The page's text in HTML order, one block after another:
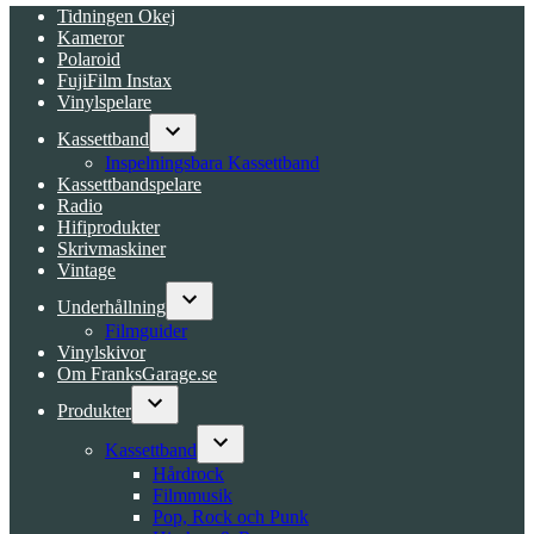
Tidningen Okej
Kameror
Polaroid
FujiFilm Instax
Vinylspelare
Kassettband
Open
dropdown
menu
Inspelningsbara Kassettband
Kassettbandspelare
Radio
Hifiprodukter
Skrivmaskiner
Vintage
Underhållning
Open
Filmguider
Vinylskivor
Om FranksGarage.se
Produkter
Open
dropdown
menu
Kassettband
Open
dropdown
menu
Hårdrock
Filmmusik
Pop, Rock och Punk